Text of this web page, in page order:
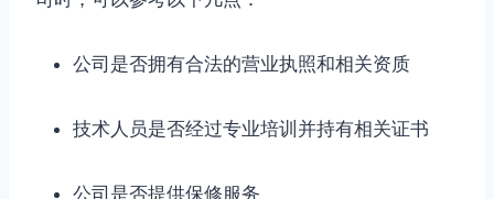
公司是否拥有合法的营业执照和相关资质
技术人员是否经过专业培训并持有相关证书
公司是否提供保修服务